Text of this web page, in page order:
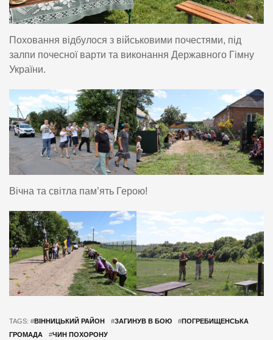
Поховання відбулося з військовими почестями, під
залпи почесної варти та виконання Державного Гімну
України.
Вічна та світла пам’ять Герою!
TAGS: #ВІННИЦЬКИЙ РАЙОН #ЗАГИНУВ В БОЮ #ПОГРЕБИЩЕНСЬКА
ГРОМАДА
#ЧИН ПОХОРОНУ